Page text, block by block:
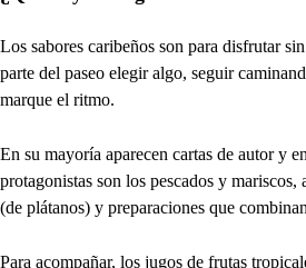
Los sabores caribeños son para disfrutar
parte del paseo elegir algo, seguir
marque el ritmo.
En su mayoría aparecen cartas de autor y
protagonistas son los pescados y mariscos,
(de plátanos) y preparaciones que
Para acompañar, los jugos de frutas